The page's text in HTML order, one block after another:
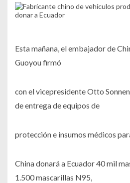
Esta mañana, el embajador de
Guoyou firmó
con el vicepresidente Otto
de entrega de equipos de
protección e insumos médicos
China donará a Ecuador 40 mil
1.500 mascarillas N95,